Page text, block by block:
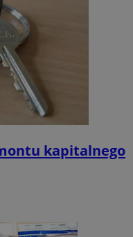
kapitalnego